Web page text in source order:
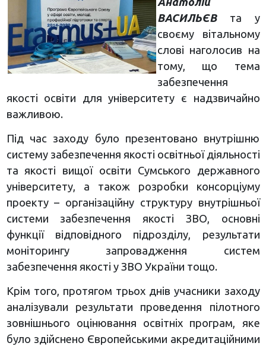
ВАСИЛЬЄВта у
своєму вітальному
слові наголосив на
тому, що тема
забезпечення
якості освіти для університету є надзвичайно
важливою.
Під час заходу було презентовано внутрішню
систему забезпечення якості освітньої діяльності
та якості вищої освіти Сумського державного
університету, а також розробки консорціуму
проекту – організаційну структуру внутрішньої
системи забезпечення якості ЗВО, основні
функції відповідного підрозділу, результати
моніторингу запровадження систем
забезпечення якості у ЗВО України тощо.
Крім того, протягом трьох днів учасники заходу
аналізували результати проведення пілотного
зовнішнього оцінювання освітніх програм, яке
було здійснено Європейськими акредитаційними